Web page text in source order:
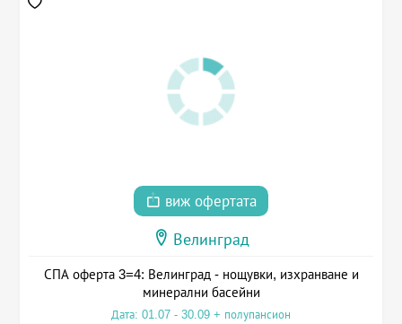
виж офертата
Велинград
СПА оферта 3=4: Велинград - нощувки, изхранване и
минерални басейни
Дата: 01.07 - 30.09 + полупансион